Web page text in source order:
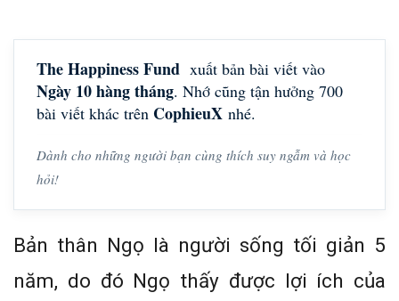
The Happiness Fund xuất bản bài viết vào
Ngày 10 hàng tháng. Nhớ cũng tận hưởng 700
bài viết khác trên CophieuX nhé.
Dành cho những người bạn cùng thích suy ngẫm và học
hỏi!
Bản thân Ngọ là người sống tối giản 5
năm, do đó Ngọ thấy được lợi ích của